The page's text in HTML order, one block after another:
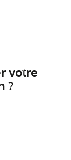
votre
?